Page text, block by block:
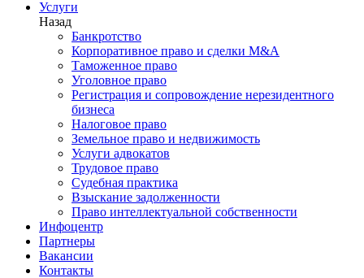
Услуги
Назад
Банкротство
Корпоративное право и сделки M&A
Таможенное право
Уголовное право
Регистрация и сопровождение нерезидентного
бизнеса
Налоговое право
Земельное право и недвижимость
Услуги адвокатов
Трудовое право
Судебная практика
Взыскание задолженности
Право интеллектуальной собственности
Инфоцентр
Партнеры
Вакансии
Контакты